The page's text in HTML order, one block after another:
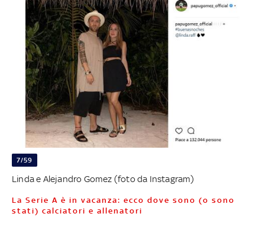
7/59
Linda e Alejandro Gomez (foto da Instagram)
La Serie A è in vacanza: ecco dove sono (o sono
stati) calciatori e allenatori